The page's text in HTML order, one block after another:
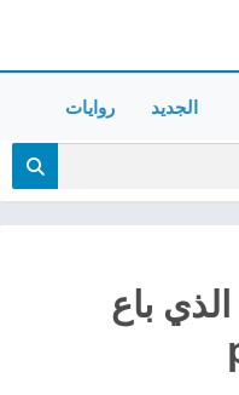
الجديد روايات
باع